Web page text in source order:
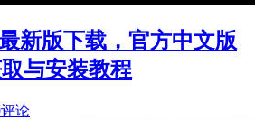
新版下载，官方中文版
与安装教程
论